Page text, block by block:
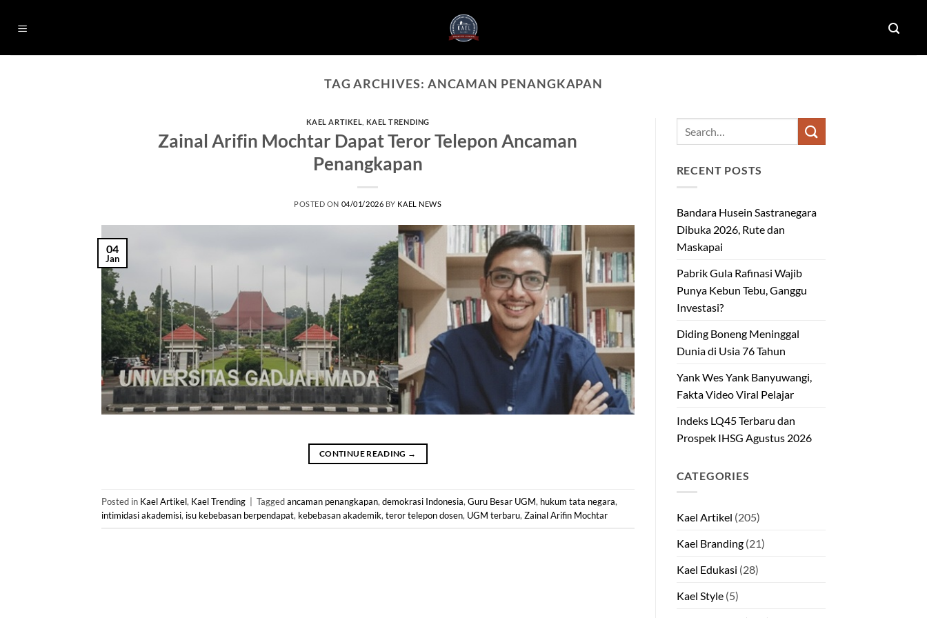
TAG ARCHIVES: ANCAMAN PENANGKAPAN
KAEL ARTIKEL KAEL TRENDING
Zainal Arifin Mochtar Dapat Teror Telepon Ancaman
Penangkapan
POSTED ON 04/01/2026 BY KAEL NEWS
04
Jan
CONTINUE READING →
Posted in Kael Artikel, Kael Trending Taggedancaman penangkapan, demokrasi Indonesia, Guru Besar UGM, hukum tata negara,
intimidasi akademisi, isu kebebasan berpendapat, kebebasan akademik, teror telepon dosen, UGM terbaru, Zainal Arifin Mochtar
RECENT POSTS
Bandara Husein Sastranegara
Dibuka 2026, Rute dan
Maskapai
Pabrik Gula Rafinasi Wajib
Punya Kebun Tebu, Ganggu
Investasi?
Diding Boneng Meninggal
Dunia di Usia 76 Tahun
Yank Wes Yank Banyuwangi,
Fakta Video Viral Pelajar
Indeks LQ45 Terbaru dan
Prospek IHSG Agustus 2026
CATEGORIES
Kael Artikel (205)
Kael Branding(21)
Kael Edukasi (28)
Kael Style(5)